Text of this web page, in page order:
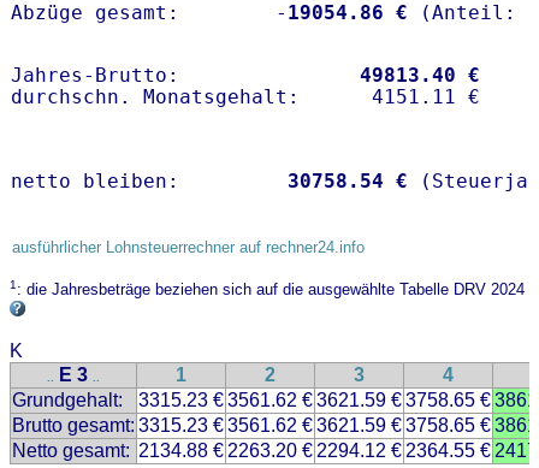
Abzüge gesamt:        - 19054.86 €
Jahres-Brutto: 49813.40 €
netto bleiben: 30758.54 €
ausführlicher Lohnsteuerrechner auf rechner24.info
1: die Jahresbeträge beziehen sich auf die ausgewählte Tabelle DRV 2024
K
.. E 3 .. 1 2 3 4
Grundgehalt:
3315.23 €3561.62 €3621.59 €3758.65 €
Brutto gesamt: 3315.23 €3561.62 €3621.59 €3758.65 €
Netto gesamt: 2134.88 € 2263.20 € 2294.12 € 2364.55 €